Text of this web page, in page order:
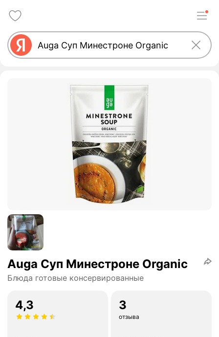
Auga Суп Минестроне Organic
Блюда готовые консервированные
4,3 3
отзыва